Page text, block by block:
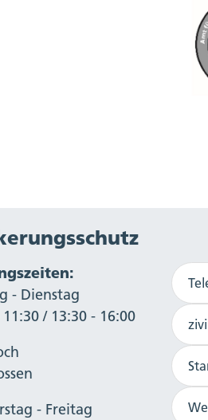
- Dienstag
/ 13:30 - 16:00
- Freitag